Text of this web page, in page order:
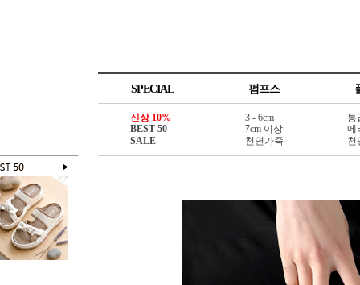
SPECIAL 펌프스
신상 10%
BEST 50
SALE
3 - 6cm
7cm 이상
천연가죽
통
메
천